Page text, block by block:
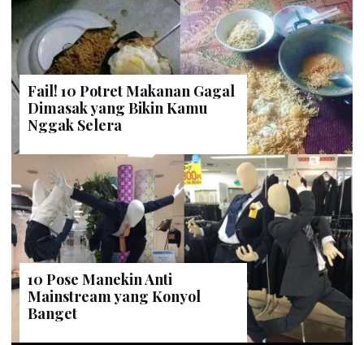
Fail! 10 Potret Makanan Gagal
Dimasak yang Bikin Kamu
Nggak Selera
10 Pose Manekin Anti
Mainstream yang Konyol
Banget